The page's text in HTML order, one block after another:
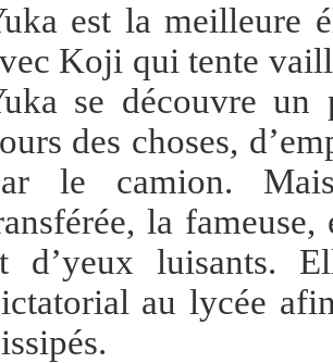
est la meilleure
Koji qui tente
se découvre un
des choses,
le camion.
la
d’yeux luisants.
au lycée